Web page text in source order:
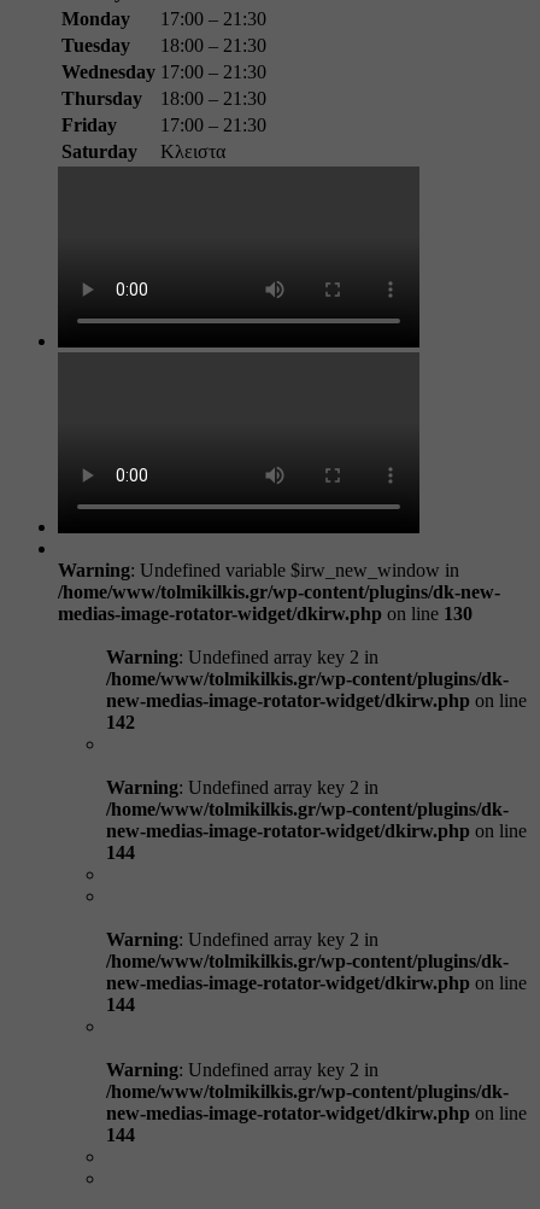
Monday
17:00 – 21:30
Tuesday
18:00 – 21:30
Wednesday 17:00 – 21:30
Thursday
18:00 – 21:30
Friday
17:00 – 21:30
Saturday
Κλειστα
Warning: Undefined variable $irw_new_window in
/home/www/tolmikilkis.gr/wp-content/plugins/dk-new-
medias-image-rotator-widget/dkirw.php on line 130
Warning: Undefined array key 2 in
/home/www/tolmikilkis.gr/wp-content/plugins/dk-
new-medias-image-rotator-widget/dkirw.php on line
142
Warning: Undefined array key 2 in
/home/www/tolmikilkis.gr/wp-content/plugins/dk-
new-medias-image-rotator-widget/dkirw.php on line
144
Warning: Undefined array key 2 in
/home/www/tolmikilkis.gr/wp-content/plugins/dk-
new-medias-image-rotator-widget/dkirw.php on line
144
Warning: Undefined array key 2 in
/home/www/tolmikilkis.gr/wp-content/plugins/dk-
new-medias-image-rotator-widget/dkirw.php on line
144